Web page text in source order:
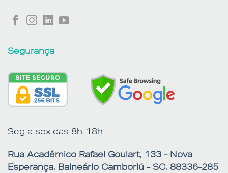
Segurança
Seg a sex das 8h-18h
Rua Acadêmico Rafael Goulart, 133 - Nova
Esperança, Balneário Camboriú - SC, 88336-285